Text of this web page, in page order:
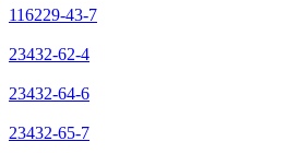
116229-43-7
23432-62-4
23432-64-6
23432-65-7